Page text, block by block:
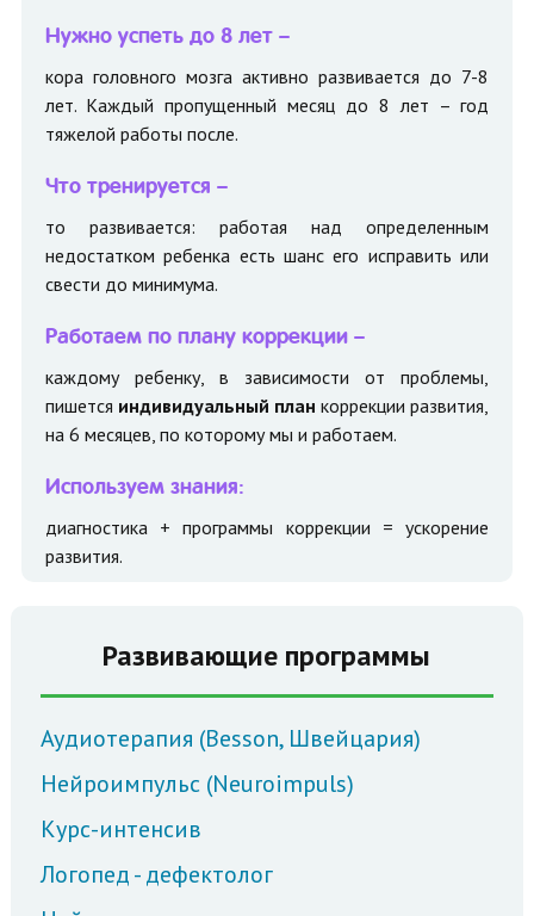
Нужно успеть до 8 лет –
кора головного мозга активно развивается до 7-8
лет. Каждый пропущенный месяц до 8 лет – год
тяжелой работы после.
Что тренируется –
то развивается: работая над определенным
недостатком ребенка есть шанс его исправить или
свести до минимума.
Работаем по плану коррекции –
каждому ребенку, в зависимости от проблемы,
пишется индивидуальный план коррекции развития,
на 6 месяцев, по которому мы и работаем.
Используем знания:
диагностика + программы коррекции = ускорение
развития.
Развивающие программы
Аудиотерапия (Besson, Швейцария)
Нейроимпульс (Neuroimpuls)
Курс-интенсив
Логопед - дефектолог